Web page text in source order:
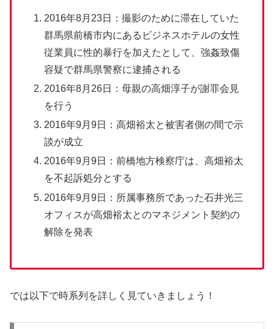
2016年8月23日：撮影のために滞在していた
群馬県前橋市内にあるビジネスホテルの女性
従業員に性的暴行を加えたとして、強姦致傷
容疑で群馬県警察に逮捕される
2016年8月26日：母親の高畑淳子が謝罪会見
を行う
2016年9月9日：高畑裕太と被害者側の間で示
談が成立
2016年9月9日：前橋地方検察庁は、高畑裕太
を不起訴処分とする
2016年9月9日：所属事務所であった石井光三
オフィスが高畑裕太とのマネジメント契約の
解除を発表
では以下で時系列を詳しく見ていきましょう！